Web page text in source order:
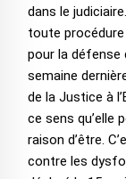
dans le
toute
pour la défense
semaine
de la Justice à
ce sens qu’elle
raison d’être.
contre les